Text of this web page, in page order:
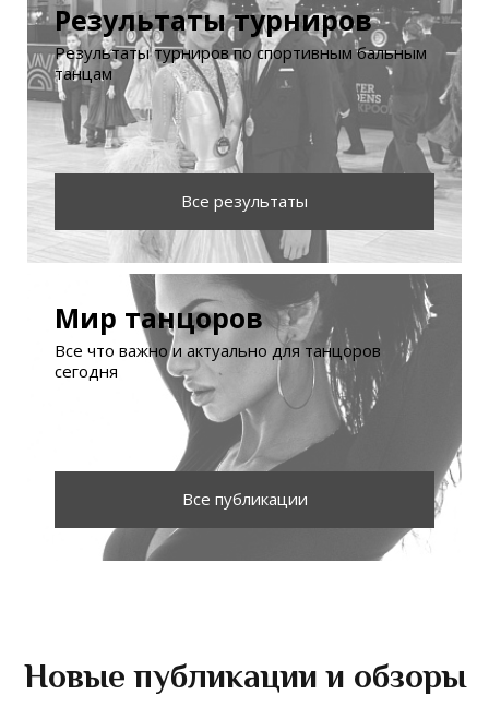
Результаты турниров
Результаты турниров по спортивным бальным
танцам
Все результаты
Мир танцоров
Все что важно и актуально для танцоров
сегодня
Все публикации
Новые публикации и обзоры